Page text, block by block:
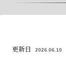
コンサ
更新日 2026.06.10